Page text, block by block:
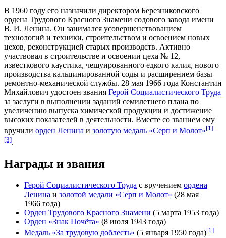
В 1960 году его назначили директором Березниковского
ордена Трудового Красного Знамени содового завода имени
В. И. Ленина. Он занимался усовершенствованием
технологий и техники, строительством и освоением новых
цехов, реконструкцией старых производств. Активно
участвовал в строительстве и освоении цеха № 12,
известкового каустика, чешуированного едкого калия, нового
производства кальцинированной соды и расширением базы
ремонтно-механической службы. 28 мая 1966 года Константин
Михайлович удостоен звания Герой Социалистического Труда
за заслуги в выполнении заданий семилетнего плана по
увеличению выпуска химической продукции и достижение
высоких показателей в деятельности. Вместе со званием ему
вручили орден Ленина и золотую медаль «Серп и Молот»[1]
[3].
Награды и звания
Герой Социалистического Труда с вручением ордена
Ленина и золотой медали «Серп и Молот» (28 мая
1966 года)
Орден Трудового Красного Знамени (5 марта 1953 года)
Орден «Знак Почёта» (8 июля 1943 года)
Медаль «За трудовую доблесть» (5 января 1950 года)[1]